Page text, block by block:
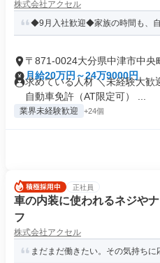
株式会社アクセル
◆9月入社歓迎◆家族の時間も、
〒871-0024大分県中津市中央
月給20万円～24万9000円
求めている人材 ＼未経験大歓
自動車免許（AT限定可） ...
業界未経験歓迎 +24個
正社員
車の内装に使われるネジや
フ
株式会社アクセル
まだまだ働きたい。その気持ちに